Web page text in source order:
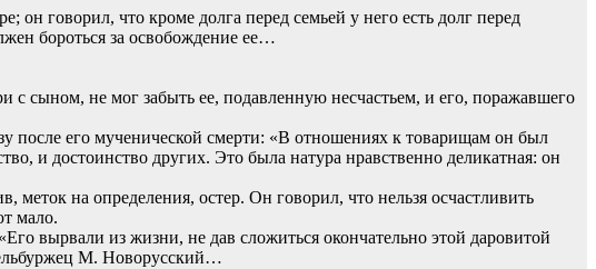
говорил, что кроме долга перед семьей у него есть долг перед
бороться за освобождение ее…
сыном, не мог забыть ее, подавленную несчастьем, и его, поражавшего
после его мученической смерти: «В отношениях к товарищам он был
и достоинство других. Это была натура нравственно деликатная: он
меток на определения, остер. Он говорил, что нельзя осчастливить
мало.
вырвали из жизни, не дав сложиться окончательно этой даровитой
М. Новорусский…